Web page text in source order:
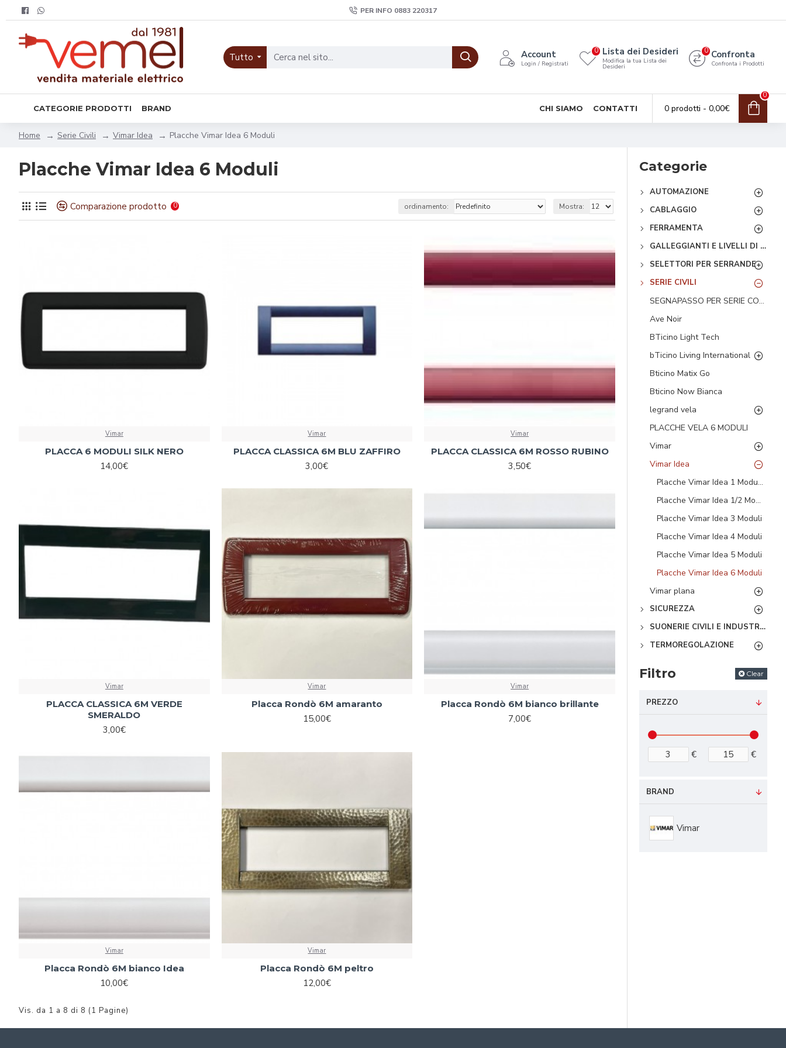
PER INFO 0883 220317
Tutto Account
Login / Registrati
Lista dei Desideri
Modifica la tua Lista dei
Desideri
0 Confronta
Confronta i Prodotti
0
CATEGORIE PRODOTTI BRAND CHI SIAMO CONTATTI 0 prodotti - 0,00€
0
Home Serie Civili Vimar Idea Placche Vimar Idea 6 Moduli
Placche Vimar Idea 6 Moduli
Comparazione prodotto 0 ordinamento: Mostra:
Vimar
PLACCA 6 MODULI SILK NERO
14,00€
Vimar
PLACCA CLASSICA 6M BLU ZAFFIRO
3,00€
Vimar
PLACCA CLASSICA 6M ROSSO RUBINO
3,50€
Vimar
PLACCA CLASSICA 6M VERDE
SMERALDO
3,00€
Vimar
Placca Rondò 6M amaranto
15,00€
Vimar
Placca Rondò 6M bianco brillante
7,00€
Vimar
Placca Rondò 6M bianco Idea
10,00€
Vimar
Placca Rondò 6M peltro
12,00€
Vis. da 1 a 8 di 8 (1 Pagine)
Categorie
AUTOMAZIONE
CABLAGGIO
FERRAMENTA
GALLEGGIANTI E LIVELLI DI CONTROLLO
SELETTORI PER SERRANDE
SERIE CIVILI
SEGNAPASSO PER SERIE COMPONIBILE A 1 MODULO CON PULSANTE ON/OFF
Ave Noir
BTicino Light Tech
bTicino Living International
Bticino Matix Go
Bticino Now Bianca
legrand vela
PLACCHE VELA 6 MODULI
Vimar
Vimar Idea
Placche Vimar Idea 1 Modulo
Placche Vimar Idea 1/2 Moduli
Placche Vimar Idea 3 Moduli
Placche Vimar Idea 4 Moduli
Placche Vimar Idea 5 Moduli
Placche Vimar Idea 6 Moduli
Vimar plana
SICUREZZA
SUONERIE CIVILI E INDUSTRIALI
TERMOREGOLAZIONE
Filtro Clear
PREZZO
€ €
BRAND
Vimar